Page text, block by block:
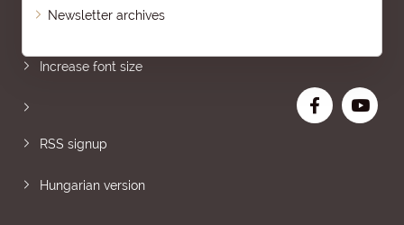
Newsletter archives
Increase font size
RSS signup
Hungarian version